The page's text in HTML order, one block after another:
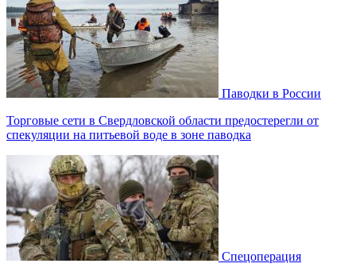
Паводки в России
Торговые сети в Свердловской области предостерегли от
спекуляции на питьевой воде в зоне паводка
Спецоперация